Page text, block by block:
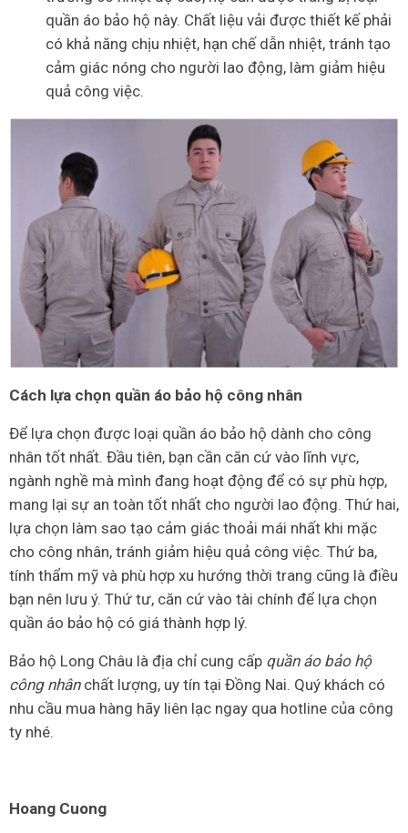
quần áo bảo hộ này. Chất liệu vải được thiết kế phải
có khả năng chịu nhiệt, hạn chế dẫn nhiệt, tránh tạo
cảm giác nóng cho người lao động, làm giảm hiệu
quả công việc.
Cách lựa chọn quần áo bảo hộ công nhân
Để lựa chọn được loại quần áo bảo hộ dành cho công
nhân tốt nhất. Đầu tiên, bạn cần căn cứ vào lĩnh vực,
ngành nghề mà mình đang hoạt động để có sự phù hợp,
mang lại sự an toàn tốt nhất cho người lao động. Thứ hai,
lựa chọn làm sao tạo cảm giác thoải mái nhất khi mặc
cho công nhân, tránh giảm hiệu quả công việc. Thứ ba,
tính thẩm mỹ và phù hợp xu hướng thời trang cũng là điều
bạn nên lưu ý. Thứ tư, căn cứ vào tài chính để lựa chọn
quần áo bảo hộ có giá thành hợp lý.
Bảo hộ Long Châu là địa chỉ cung cấp quần áo bảo hộ
công nhânchất lượng, uy tín tại Đồng Nai. Quý khách có
nhu cầu mua hàng hãy liên lạc ngay qua hotline của công
ty nhé.
Hoang Cuong